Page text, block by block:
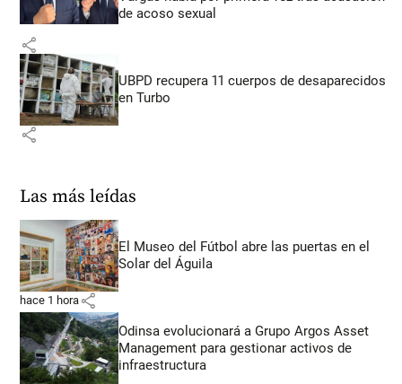
de acoso sexual
share
UBPD recupera 11 cuerpos de desaparecidos
en Turbo
share
Las más leídas
El Museo del Fútbol abre las puertas en el
Solar del Águila
hace 1 hora share
Odinsa evolucionará a Grupo Argos Asset
Management para gestionar activos de
infraestructura